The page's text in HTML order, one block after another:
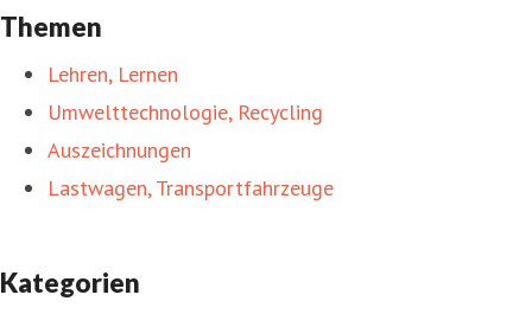
Themen
Lehren, Lernen
Umwelttechnologie, Recycling
Auszeichnungen
Lastwagen, Transportfahrzeuge
Kategorien